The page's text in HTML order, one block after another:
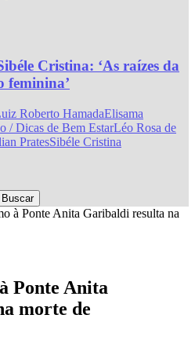
Cristina: ‘As raízes da
feminina’
Roberto HamadaElisama
/ Dicas de Bem EstarLéo Rosa de
PratesSibéle Cristina
à Ponte Anita Garibaldi resulta na
Ponte Anita
morte de